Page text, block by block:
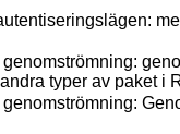
typer av paket i
genomströmning: